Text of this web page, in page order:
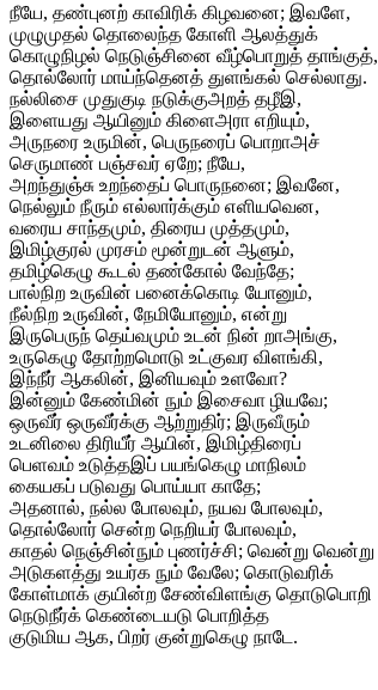
நீயே, தண்புனற் காவிரிக் கிழவனை; இவளே,
முழுமுதல் தொலைந்த கோளி ஆலத்துக்
கொழுநிழல் நெடுஞ்சினை வீழ்பொறுத் தாங்குத்,
தொல்லோர் மாய்ந்தெனத் துளங்கல் செல்லாது.
நல்லிசை முதுகுடி நடுக்குஅறத் தழீஇ,
இளையது ஆயினும் கிளைஅரா எறியும்,
அருநரை உருமின், பெருநரைப் பொறாஅச்
செருமாண் பஞ்சவர் ஏறே; நீயே,
அறந்துஞ்சு உறந்தைப் பொருநனை; இவனே,
நெல்லும் நீரும் எல்லார்க்கும் எளியவென,
வரைய சாந்தமும், திரைய முத்தமும்,
இமிழ்குரல் முரசம் மூன்றுடன் ஆளும்,
தமிழ்கெழு கூடல் தண்கோல் வேந்தே;
பால்நிற உருவின் பனைக்கொடி யோனும்,
நீல்நிற உருவின், நேமியோனும், என்று
இருபெருந் தெய்வமும் உடன் நின் றாஅங்கு,
உருகெழு தோற்றமொடு உட்குவர விளங்கி,
இந்நீர் ஆகலின், இனியவும் உளவோ?
இன்னும் கேண்மின் நும் இசைவா ழியவே;
ஒருவீர் ஒருவீர்க்கு ஆற்றுதிர்; இருவீரும்
உடனிலை திரியீர் ஆயின், இமிழ்திரைப்
பெளவம் உடுத்தஇப் பயங்கெழு மாநிலம்
கையகப் படுவது பொய்யா காதே;
அதனால், நல்ல போலவும், நயவ போலவும்,
தொல்லோர் சென்ற நெறியர் போலவும்,
காதல் நெஞ்சின்நும் புணர்ச்சி; வென்று வென்று
அடுகளத்து உயர்க நும் வேலே; கொடுவரிக்
கோள்மாக் குயின்ற சேண்விளங்கு தொடுபொறி
நெடுநீர்க் கெண்டையடு பொறித்த
குடுமிய ஆக, பிறர் குன்றுகெழு நாடே.